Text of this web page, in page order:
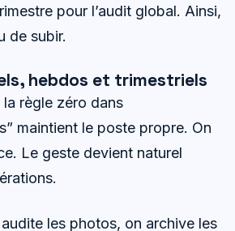
pour l’audit global. Ainsi,
de subir.
hebdos et trimestriels
la règle zéro dans
maintient le poste propre. On
Le geste devient naturel
les photos, on archive les